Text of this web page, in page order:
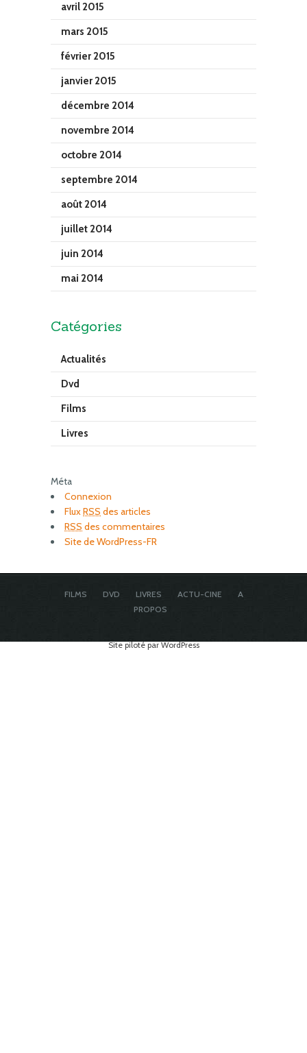
avril 2015
mars 2015
février 2015
janvier 2015
décembre 2014
novembre 2014
octobre 2014
septembre 2014
août 2014
juillet 2014
juin 2014
mai 2014
Catégories
Actualités
Dvd
Films
Livres
Méta
Connexion
FluxRSS des articles
RSS des commentaires
Site de WordPress-FR
FILMS DVD LIVRES ACTU-CINE
A
PROPOS
Site piloté par WordPress